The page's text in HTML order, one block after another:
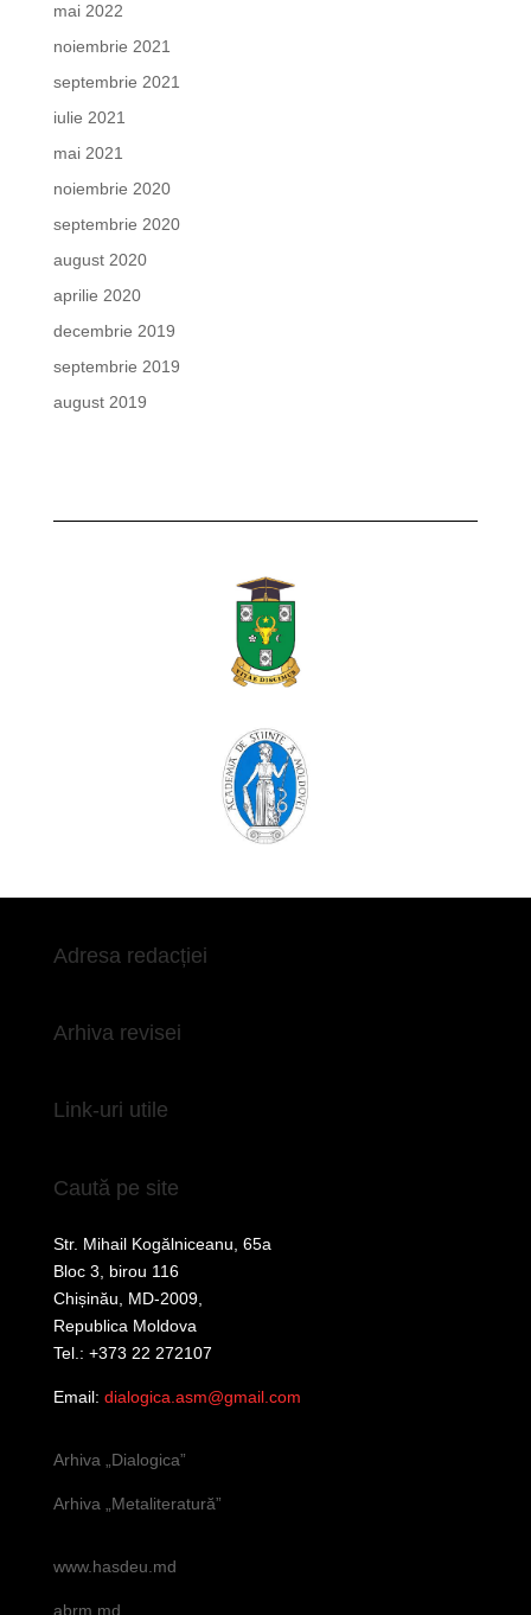
mai 2022
noiembrie 2021
septembrie 2021
iulie 2021
mai 2021
noiembrie 2020
septembrie 2020
august 2020
aprilie 2020
decembrie 2019
septembrie 2019
august 2019
Adresa redacției
Arhiva revisei
Link-uri utile
Caută pe site
Str. Mihail Kogălniceanu, 65a
Bloc 3, birou 116
Chișinău, MD-2009,
Republica Moldova
Tel.: +373 22 272107
Email: dialogica.asm@gmail.com
Arhiva „Dialogica”
Arhiva „Metaliteratură”
www.hasdeu.md
abrm.md